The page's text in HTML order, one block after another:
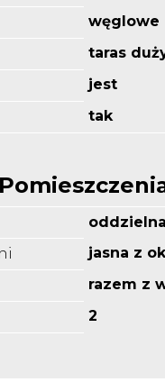
węglowe
taras
jest
tak
oddzielna
jasna z
razem z
2